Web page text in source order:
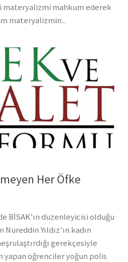
mahkum ederek
materyalizmin...
Her Öfke
BİSAK’ın düzenleyicisi olduğu
Yıldız’ın kadın
gerekçesiyle
öğrenciler yoğun polis